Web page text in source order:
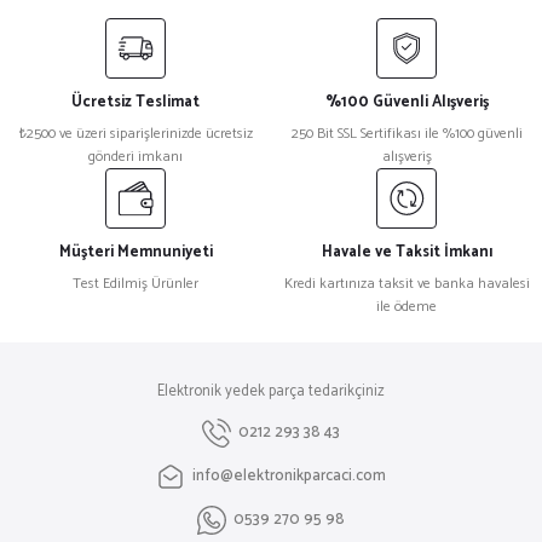
yetersiz gördüğünüz noktaları öneri formunu kullanarak tarafımıza
Görüş ve önerileriniz için teşekkür ederiz.
Ürün resmi kalitesiz, bozuk veya görüntülenemiyor.
Ürün açıklamasında eksik bilgiler bulunuyor.
Ürün bilgilerinde hatalar bulunuyor.
Ürün fiyatı diğer sitelerden daha pahalı.
Bu ürüne benzer farklı alternatifler olmalı.
Gönder
Ücretsiz Teslimat
₺2500 ve üzeri siparişlerinizde ücretsiz
gönderi imkanı
%100 Güvenli Alışveriş
250 Bit SSL Sertifikası ile %100 güvenli
alışveriş
Müşteri Memnuniyeti
Test Edilmiş Ürünler
Havale ve Taksit İmkanı
Kredi kartınıza taksit ve banka havalesi
ile ödeme
Elektronik yedek parça tedarikçiniz
0212 293 38 43
info@elektronikparcaci.com
0539 270 95 98